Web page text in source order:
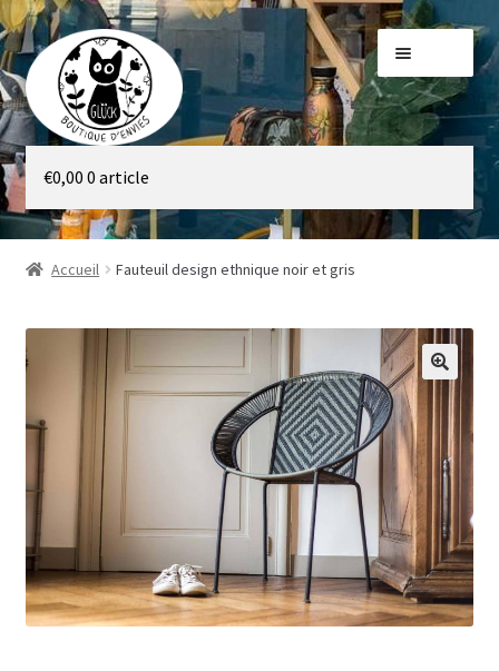
Aller
à
la
navigation
Aller
au
contenu
Galerie
Boutique
€0,00 0 article
Accueil Fauteuil design ethnique noir et gris
🔍